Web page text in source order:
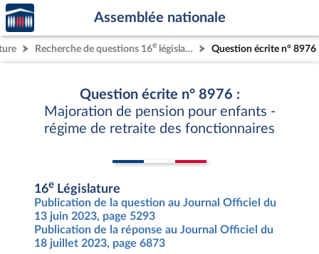
Aller au contenu
Aller en bas de la page
Accèder
à la
page
d'accueil
Assemblée nationale
Recherche de questions 16e législature Question écrite n° 8976
Question écrite n° 8976 :
Majoration de pension pour enfants -
régime de retraite des fonctionnaires
16e Législature
Publication de la question au Journal Officiel du
13 juin 2023, page 5293
Publication de la réponse au Journal Officiel du
18 juillet 2023, page 6873